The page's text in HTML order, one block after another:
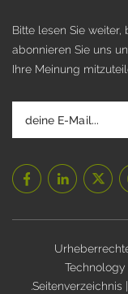
Bitte lesen Sie
abonnieren Sie uns
Ihre Meinung
Technology
.Seitenverzeichnis